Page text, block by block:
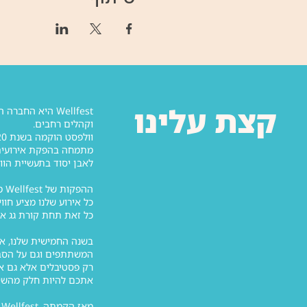
וקהלים רחבים.
לאבן יסוד בתעשיית הוולנס הישראלית, עם למעלה מ-
ההפקות של Wellfest מציבות סטנדרטים גבוהים, כאשר מותגים מובילים ואנשי מקצוע מובילים בתעשייה לוקחים חלק באירועים שלנו.
כל אירוע שלנו מציע
כל זאת תחת קורת גג
בשנה החמישית שלנו,
המשתתפים וגם על
רק פסטיבלים אלא גם
אתכם להיות חלק
קצת עלינו